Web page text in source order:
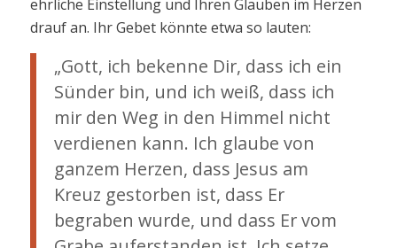
ehrliche Einstellung und Ihren Glauben im Herzen
drauf an. Ihr Gebet könnte etwa so lauten:
„Gott, ich bekenne Dir, dass ich ein
Sünder bin, und ich weiß, dass ich
mir den Weg in den Himmel nicht
verdienen kann. Ich glaube von
ganzem Herzen, dass Jesus am
Kreuz gestorben ist, dass Er
begraben wurde, und dass Er vom